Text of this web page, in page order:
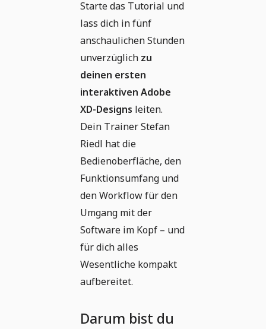
Starte das Tutorial und
lass dich in fünf
anschaulichen Stunden
unverzüglich zu
deinen ersten
interaktiven Adobe
XD-Designs leiten.
Dein Trainer Stefan
Riedl hat die
Bedienoberfläche, den
Funktionsumfang und
den Workflow für den
Umgang mit der
Software im Kopf – und
für dich alles
Wesentliche kompakt
aufbereitet.
Darum bist du